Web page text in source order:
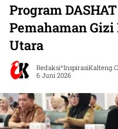
Program
Pemahaman
Utara
6 Juni 2026